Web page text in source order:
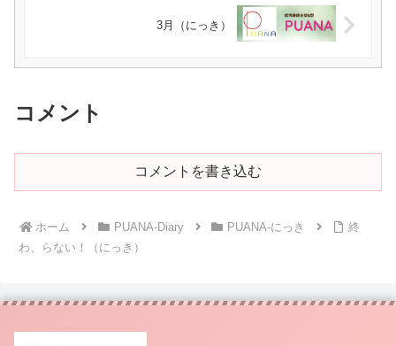
3月（にっき）
コメント
コメントを書き込む
ホーム PUANA-Diary PUANA-にっき
終
わ、らない！（にっき）